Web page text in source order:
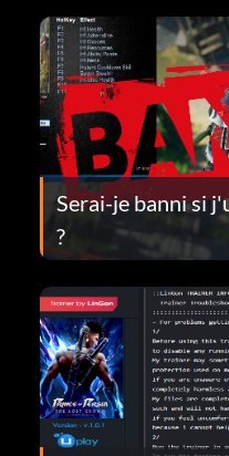
Serai-je banni si
?